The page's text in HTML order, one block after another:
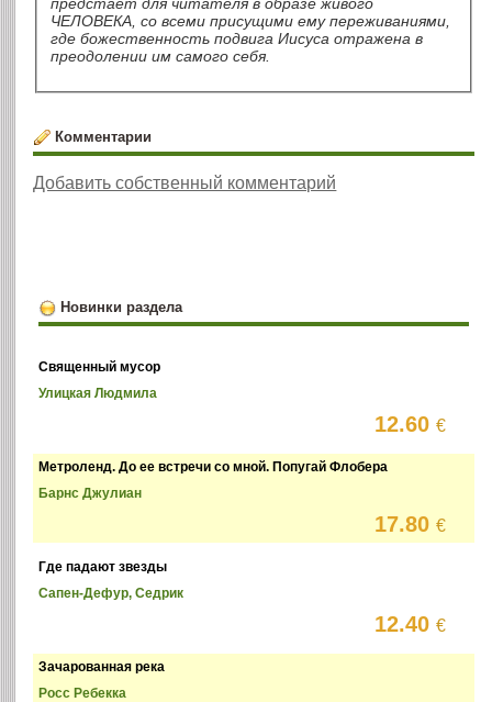
ЧЕЛОВЕКА, со всеми присущими ему переживаниями,
где божественность подвига Иисуса отражена в
преодолении им самого себя.
Комментарии
Добавить собственный комментарий
Новинки раздела
Священный мусор
Улицкая Людмила
12.60€
Метроленд. До ее встречи со мной. Попугай Флобера
Барнс Джулиан
17.80€
Где падают звезды
Сапен-Дефур, Седрик
12.40€
Зачарованная река
Росс Ребекка